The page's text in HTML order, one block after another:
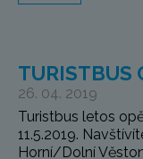
TURISTBUS
26. 04. 2019
Turistbus letos
11.5.2019.
Horní/Dolní